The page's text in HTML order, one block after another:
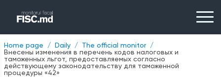
Home page Daily
The official monitor
Внесены изменения в перечень кодов налоговых и
таможенных льгот, предоставляемых согласно
действующему законодательству для таможенной
процедуры «42»